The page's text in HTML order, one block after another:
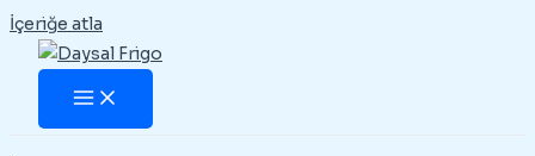
İçeriğe atla